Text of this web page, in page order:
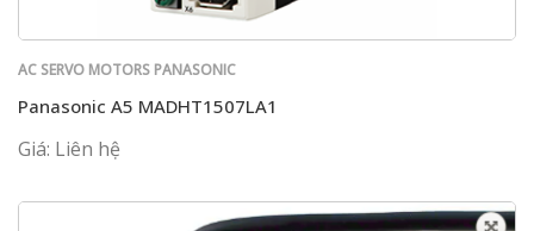
AC SERVO MOTORS PANASONIC
Panasonic A5 MADHT1507LA1
Giá: Liên hệ